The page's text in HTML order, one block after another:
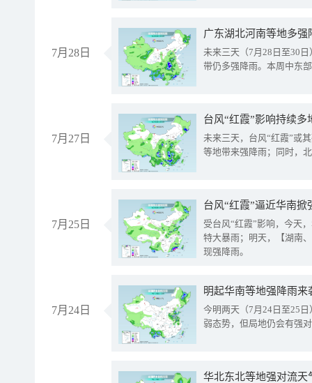
7月28日
广东湖北河南等地多
未来三天（7月28日至30
带仍多强降雨。本周中东
7月27日
台风“红霞”影响持续
未来三天，台风“红霞”或
等地带来强降雨；同时，
7月25日
台风“红霞”逼近华南
受台风“红霞”影响，今天
特大暴雨；明天，【湖南
现强降雨。
7月24日
明起华南等地强降雨
今明两天（7月24日至25
弱态势，但局地仍会有强
华北东北等地强对流天